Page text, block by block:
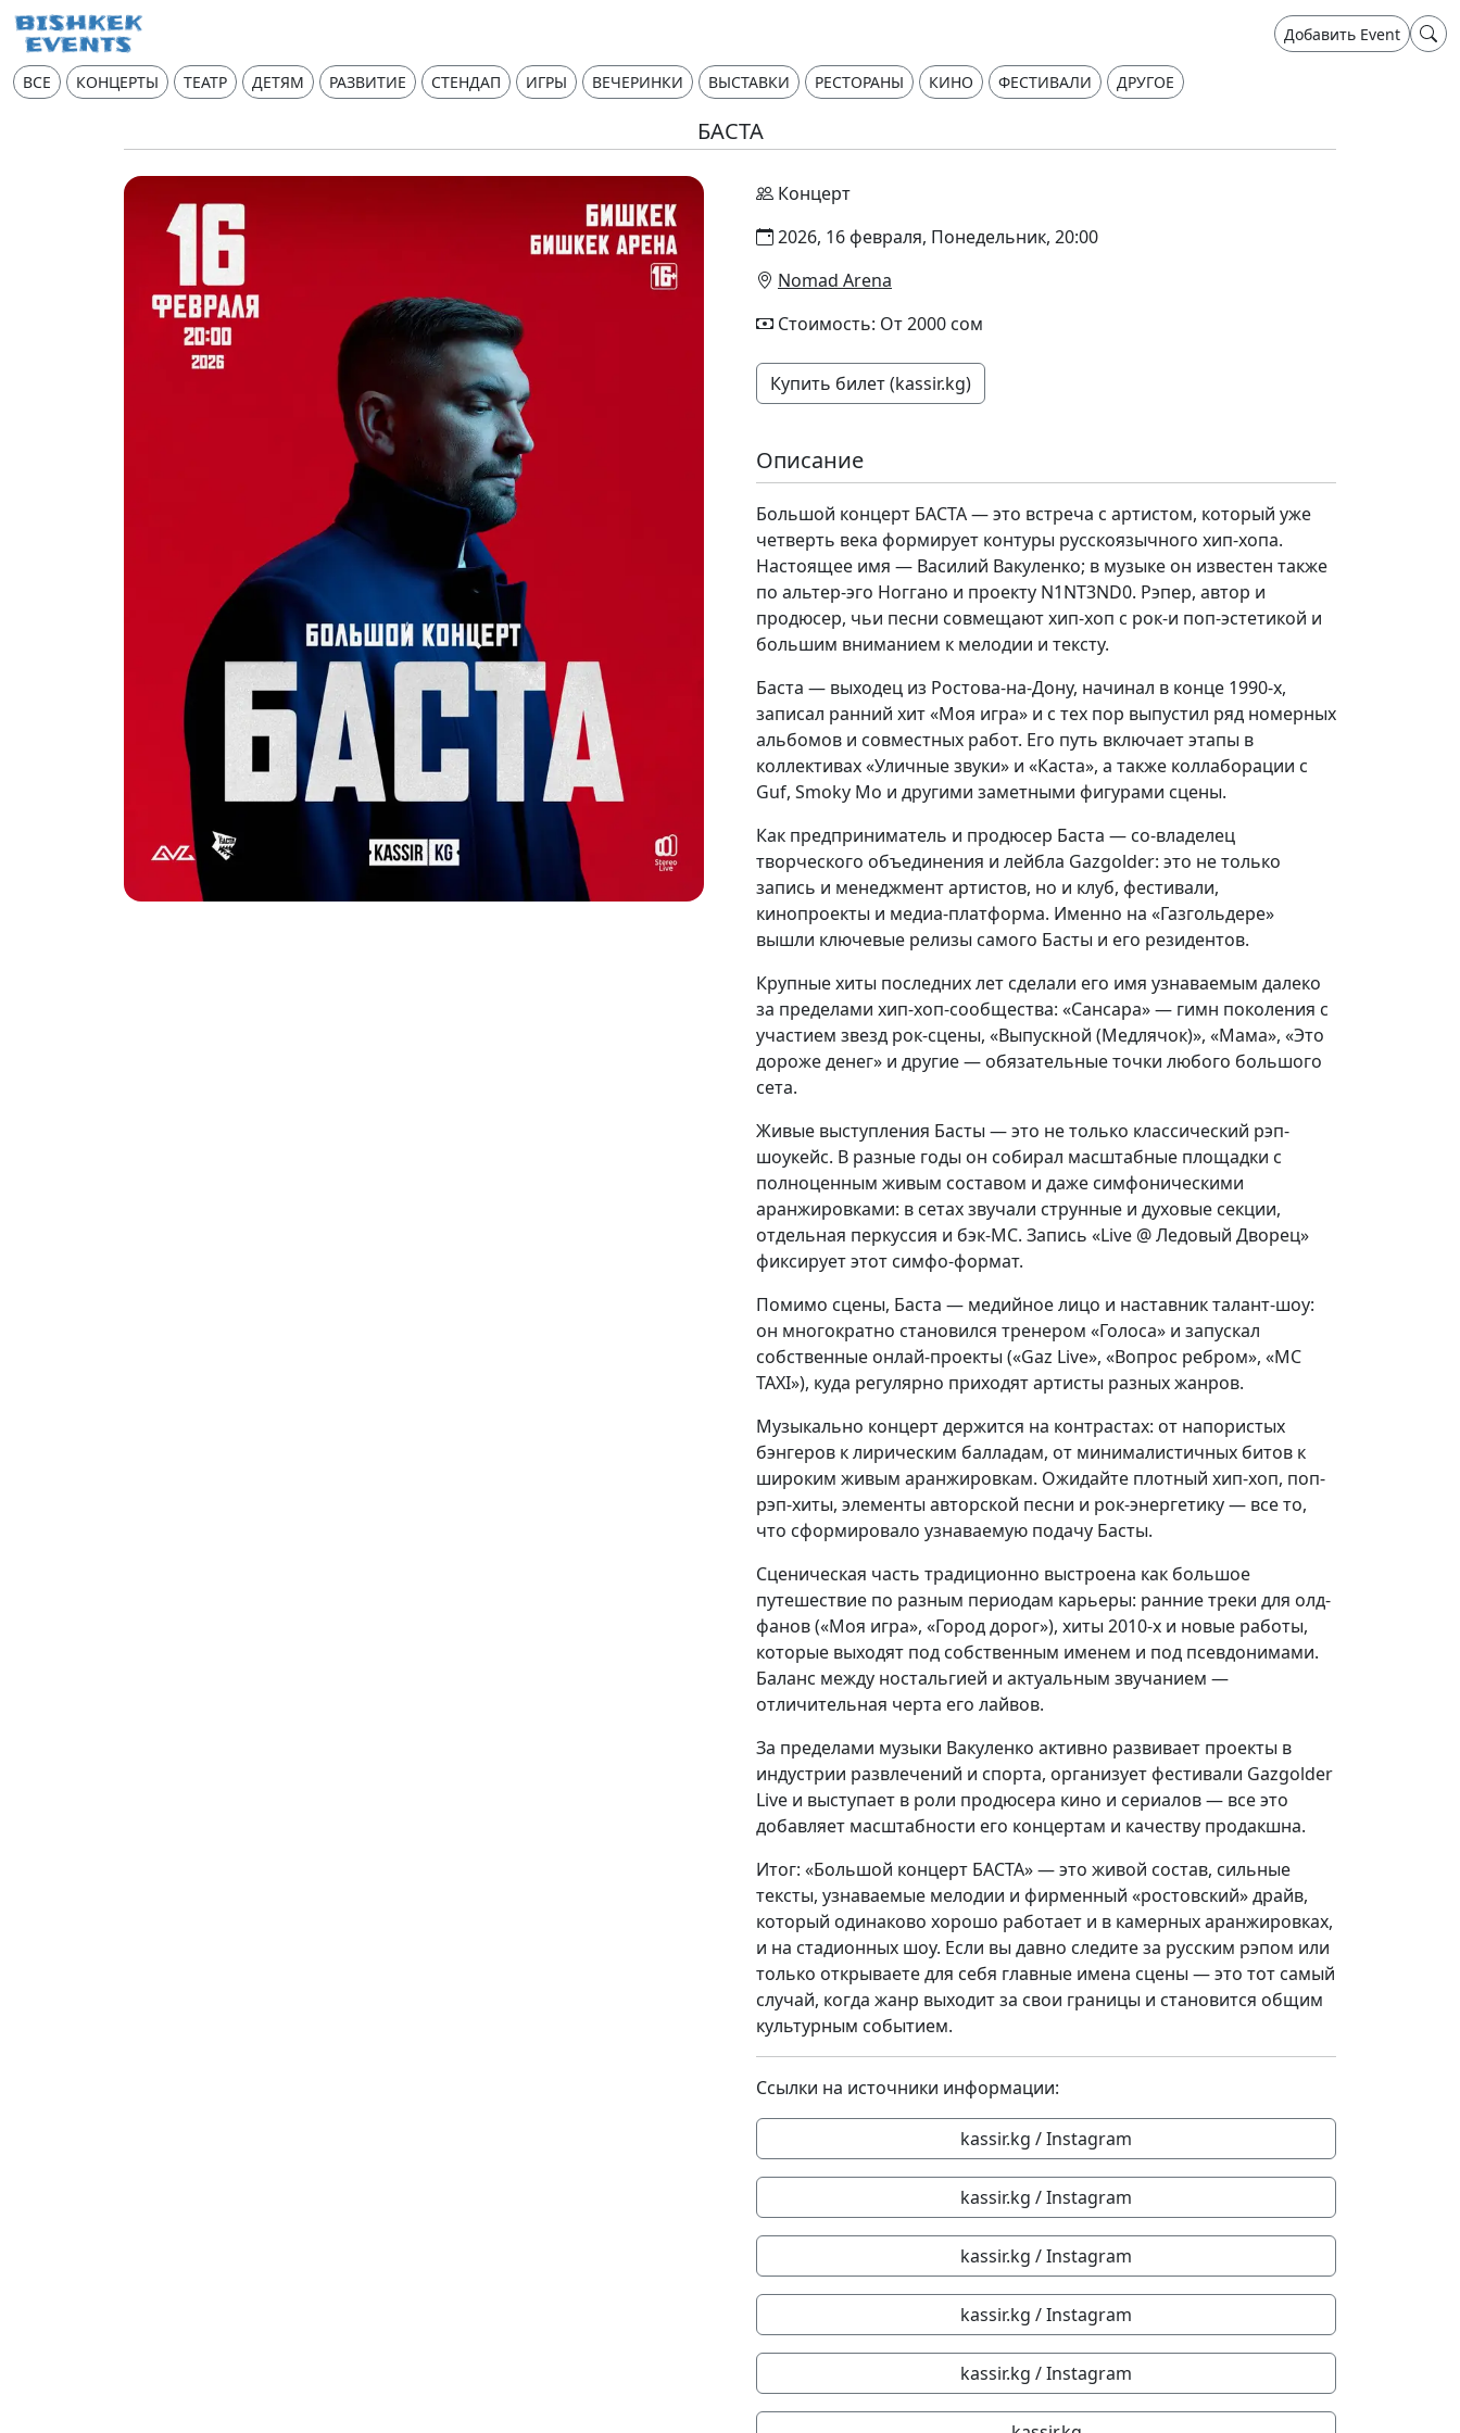
Добавить Event
ВСЕ КОНЦЕРТЫ ТЕАТР ДЕТЯМ РАЗВИТИЕ СТЕНДАП ИГРЫ ВЕЧЕРИНКИ ВЫСТАВКИ РЕСТОРАНЫ КИНО ФЕСТИВАЛИ ДРУГОЕ
БАСТА
Концерт
2026, 16 февраля, Понедельник, 20:00
Nomad Arena
Стоимость: От 2000 сом
Купить билет (kassir.kg)
Описание
Большой концерт БАСТА — это встреча с артистом, который уже
четверть века формирует контуры русскоязычного хип-хопа.
Настоящее имя — Василий Вакуленко; в музыке он известен также
по альтер-эго Ноггано и проекту N1NT3ND0. Рэпер, автор и
продюсер, чьи песни совмещают хип-хоп с рок-и поп-эстетикой и
большим вниманием к мелодии и тексту.
Баста — выходец из Ростова-на-Дону, начинал в конце 1990-х,
записал ранний хит «Моя игра» и с тех пор выпустил ряд номерных
альбомов и совместных работ. Его путь включает этапы в
коллективах «Уличные звуки» и «Каста», а также коллаборации с
Guf, Smoky Mo и другими заметными фигурами сцены.
Как предприниматель и продюсер Баста — со-владелец
творческого объединения и лейбла Gazgolder: это не только
запись и менеджмент артистов, но и клуб, фестивали,
кинопроекты и медиа-платформа. Именно на «Газгольдере»
вышли ключевые релизы самого Басты и его резидентов.
Крупные хиты последних лет сделали его имя узнаваемым далеко
за пределами хип-хоп-сообщества: «Сансара» — гимн поколения с
участием звезд рок-сцены, «Выпускной (Медлячок)», «Мама», «Это
дороже денег» и другие — обязательные точки любого большого
сета.
Живые выступления Басты — это не только классический рэп-
шоукейс. В разные годы он собирал масштабные площадки с
полноценным живым составом и даже симфоническими
аранжировками: в сетах звучали струнные и духовые секции,
отдельная перкуссия и бэк-MC. Запись «Live @ Ледовый Дворец»
фиксирует этот симфо-формат.
Помимо сцены, Баста — медийное лицо и наставник талант-шоу:
он многократно становился тренером «Голоса» и запускал
собственные онлай-проекты («Gaz Live», «Вопрос ребром», «MC
TAXI»), куда регулярно приходят артисты разных жанров.
Музыкально концерт держится на контрастах: от напористых
бэнгеров к лирическим балладам, от минималистичных битов к
широким живым аранжировкам. Ожидайте плотный хип-хоп, поп-
рэп-хиты, элементы авторской песни и рок-энергетику — все то,
что сформировало узнаваемую подачу Басты.
Сценическая часть традиционно выстроена как большое
путешествие по разным периодам карьеры: ранние треки для олд-
фанов («Моя игра», «Город дорог»), хиты 2010-х и новые работы,
которые выходят под собственным именем и под псевдонимами.
Баланс между ностальгией и актуальным звучанием —
отличительная черта его лайвов.
За пределами музыки Вакуленко активно развивает проекты в
индустрии развлечений и спорта, организует фестивали Gazgolder
Live и выступает в роли продюсера кино и сериалов — все это
добавляет масштабности его концертам и качеству продакшна.
Итог: «Большой концерт БАСТА» — это живой состав, сильные
тексты, узнаваемые мелодии и фирменный «ростовский» драйв,
который одинаково хорошо работает и в камерных аранжировках,
и на стадионных шоу. Если вы давно следите за русским рэпом или
только открываете для себя главные имена сцены — это тот самый
случай, когда жанр выходит за свои границы и становится общим
культурным событием.
Ссылки на источники информации:
kassir.kg / Instagram
kassir.kg / Instagram
kassir.kg / Instagram
kassir.kg / Instagram
kassir.kg / Instagram